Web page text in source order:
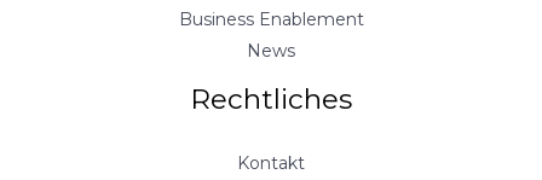
Business Enablement
News
Rechtliches
Kontakt